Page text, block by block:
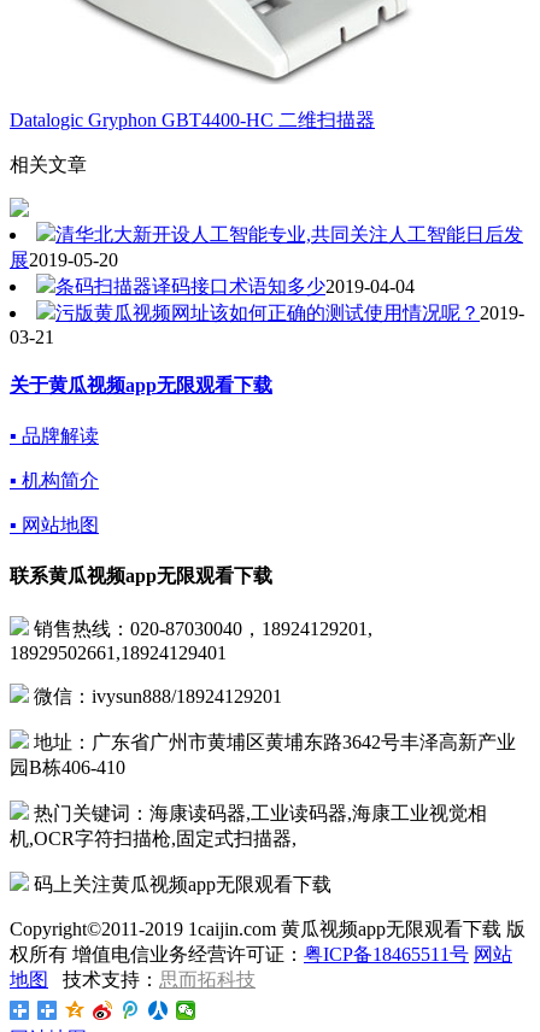
Datalogic Gryphon GBT4400-HC 二维扫描器
相关文章
清华北大新开设人工智能专业,共同关注人工智能日后发
展2019-05-20
条码扫描器译码接口术语知多少2019-04-04
污版黄瓜视频网址该如何正确的测试使用情况呢？ 2019-
03-21
关于黄瓜视频app无限观看下载
▪ 品牌解读
▪ 机构简介
▪ 网站地图
联系黄瓜视频app无限观看下载
销售热线：020-87030040，18924129201,
18929502661,18924129401
微信：ivysun888/18924129201
地址：广东省广州市黄埔区黄埔东路3642号丰泽高新产业
园B栋406-410
热门关键词：海康读码器,工业读码器,海康工业视觉相
机,OCR字符扫描枪,固定式扫描器,
码上关注黄瓜视频app无限观看下载
Copyright©2011-2019 1caijin.com 黄瓜视频app无限观看下载 版
权所有 增值电信业务经营许可证： 粤ICP备18465511号 网站
地图
技术支持： 思而拓科技